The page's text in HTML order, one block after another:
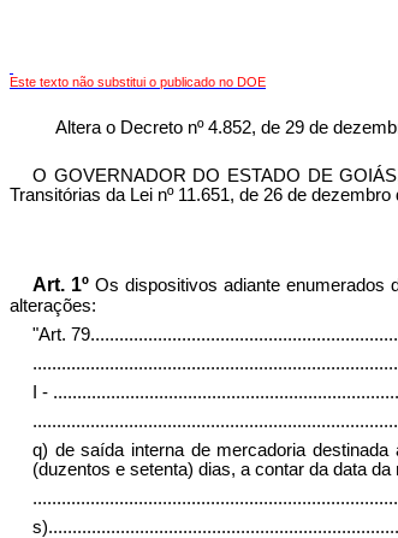
Este texto não substitui o publicado no DOE
Altera o Decreto nº 4.852, de 29 de
O GOVERNADOR DO ESTADO DE
Transitórias da Lei nº 11.651, de 26 de
Art. 1º Os dispositivos adiante enumerados
alterações:
"Art. 79
I -
q) de saída interna de mercadoria
(duzentos e setenta) dias, a contar da data
s)